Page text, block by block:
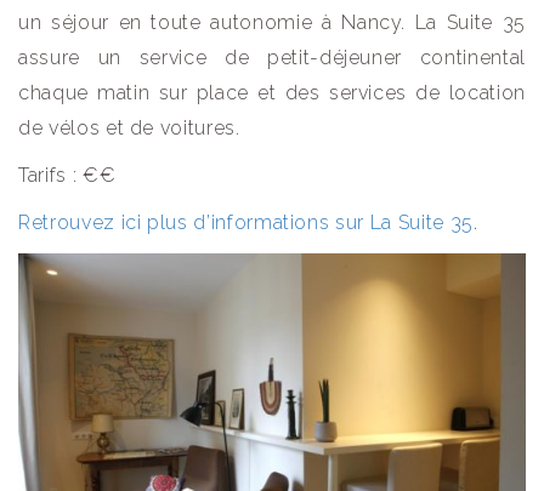
un séjour en toute autonomie à Nancy. La Suite 35
assure un service de petit-déjeuner continental
chaque matin sur place et des services de location
de vélos et de voitures.
Tarifs : €€
Retrouvez ici plus d’informations sur La Suite 35.